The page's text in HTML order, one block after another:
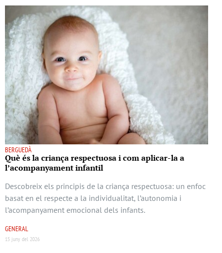
BERGUEDÀ
Què és la criança respectuosa i com aplicar-la a
l’acompanyament infantil
Descobreix els principis de la criança respectuosa: un enfoc
basat en el respecte a la individualitat, l’autonomia i
l’acompanyament emocional dels infants.
GENERAL
15 juny del 2026